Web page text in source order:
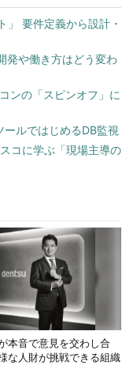
」 要件定義から設計・
発や働き方はどう変わ
ンの「スピンオフ」に
ールではじめるDB監視
コに学ぶ「現場主導の
本音で意見を交わし合
な人財が挑戦できる組織